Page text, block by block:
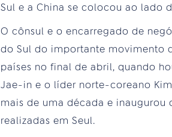
Sul e a China se colocou ao lado
O cônsul e o encarregado de
do Sul do importante movimento
países no final de abril, quando
Jae-in e o líder norte-coreano
mais de uma década e
realizadas em Seul.